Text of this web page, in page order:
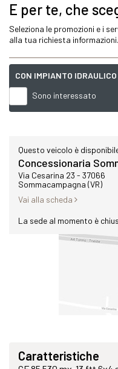
E per te, che
Seleziona le promozioni e i
alla tua richiesta informazioni.
CON IMPIANTO IDRAULICO
Sono interessato
Questo veicolo è
Concessionaria
Via Cesarina 23 - 37066
Sommacampagna (VR)
Vai alla scheda
La sede al momento è
Caratteristiche